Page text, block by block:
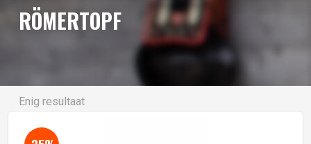
RÖMERTOPF
Enig resultaat